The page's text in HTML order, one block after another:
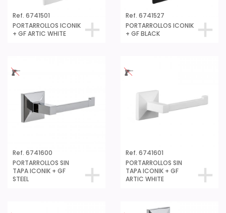
Ref. 6741501
PORTARROLLOS ICONIK
+ GF ARTIC WHITE
Ref. 6741527
PORTARROLLOS ICONIK
+ GF BLACK
Ref. 6741600
PORTARROLLOS SIN
TAPA ICONIK + GF
STEEL
Ref. 6741601
PORTARROLLOS SIN
TAPA ICONIK + GF
ARTIC WHITE